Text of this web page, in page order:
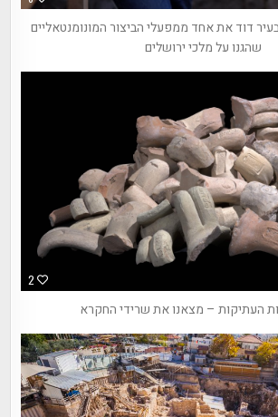
דוד את אחד ממפעלי הביצור המונומנטאליים
שהגנו על מלכי ירושלים
2
העתיקות – מצאנו את שרידי החקרא